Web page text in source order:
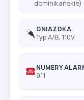
dominikańskie)
GNIAZDKA
Typ A/B, 110V
NUMERY
911